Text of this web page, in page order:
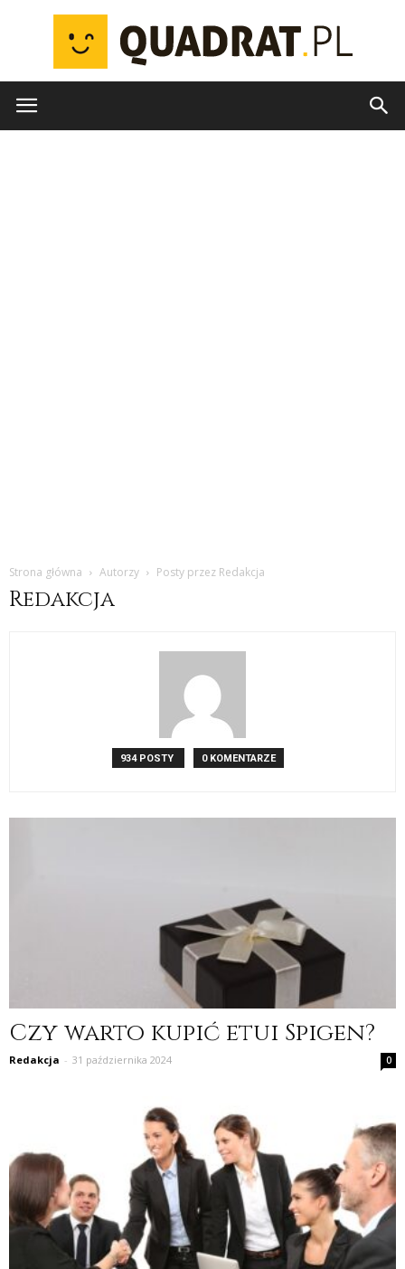
Strona główna Autorzy Posty przez Redakcja
Redakcja
934 POSTY 0 KOMENTARZE
Czy warto kupić etui Spigen?
Redakcja - 31 października 2024 0